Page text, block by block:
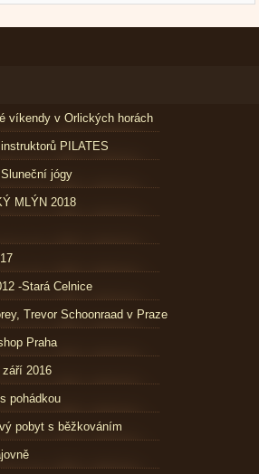
víkendy v Orlických horách
PILATES
jógy
MLÝN 2018
-Stará Celnice
Trevor Schoonraad v Praze
Praha
září 2016
pohádkou
pobyt s běžkováním